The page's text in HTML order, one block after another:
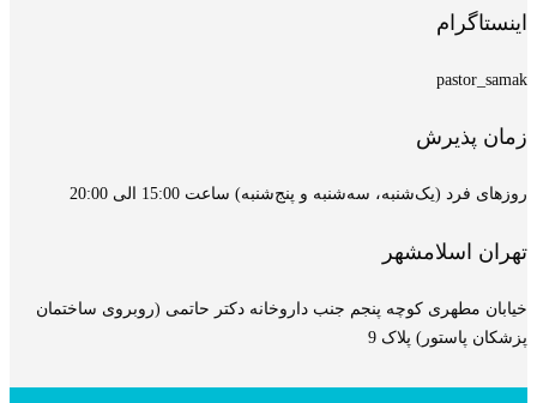
اینستاگرام
pastor_samak
زمان پذیرش
روزهای فرد (یک‌شنبه، سه‌شنبه و پنج‌شنبه) ساعت 15:00 الی 20:00
تهران اسلامشهر
خیابان مطهری کوچه پنجم جنب داروخانه دکتر حاتمی (روبروی ساختمان
پزشکان پاستور) پلاک 9